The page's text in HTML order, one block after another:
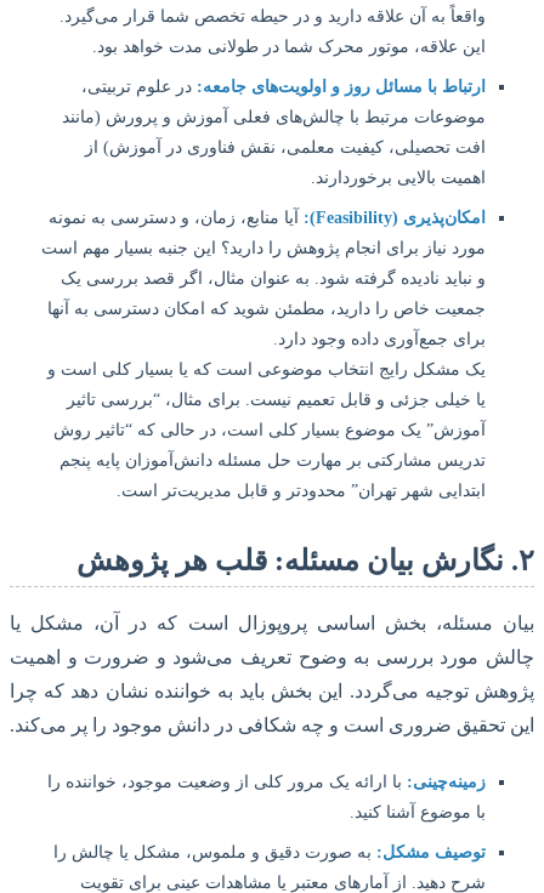
واقعاً به آن علاقه دارید و در حیطه تخصص شما قرار می‌گیرد.
این علاقه، موتور محرک شما در طولانی مدت خواهد بود.
ارتباط با مسائل روز و اولویت‌های جامعه:در علوم تربیتی،
موضوعات مرتبط با چالش‌های فعلی آموزش و پرورش (مانند
افت تحصیلی، کیفیت معلمی، نقش فناوری در آموزش) از
اهمیت بالایی برخوردارند.
امکان‌پذیری (Feasibility):
آیا منابع، زمان، و دسترسی به نمونه
مورد نیاز برای انجام پژوهش را دارید؟ این جنبه بسیار مهم است
و نباید نادیده گرفته شود. به عنوان مثال، اگر قصد بررسی یک
جمعیت خاص را دارید، مطمئن شوید که امکان دسترسی به آنها
برای جمع‌آوری داده وجود دارد.
یک مشکل رایج انتخاب موضوعی است که یا بسیار کلی است و
یا خیلی جزئی و قابل تعمیم نیست. برای مثال، “بررسی تاثیر
آموزش” یک موضوع بسیار کلی است، در حالی که “تاثیر روش
تدریس مشارکتی بر مهارت حل مسئله دانش‌آموزان پایه پنجم
ابتدایی شهر تهران” محدودتر و قابل مدیریت‌تر است.
مسئله، بخش اساسی پروپوزال است که در آن، مشکل یا
مورد بررسی به وضوح تعریف می‌شود و ضرورت و اهمیت
توجیه می‌گردد. این بخش باید به خواننده نشان دهد که چرا
تحقیق ضروری است و چه شکافی در دانش موجود را پر می‌کند.
زمینه‌چینی:با ارائه یک مرور کلی از وضعیت موجود، خواننده را
با موضوع آشنا کنید.
توصیف مشکل:به صورت دقیق و ملموس، مشکل یا چالش را
شرح دهید. از آمارهای معتبر یا مشاهدات عینی برای تقویت